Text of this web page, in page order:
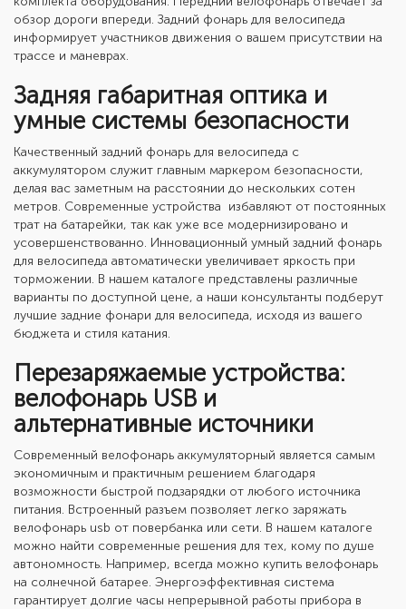
обзор дороги впереди. Задний фонарь для велосипеда
информирует участников движения о вашем присутствии на
трассе и маневрах.
Задняя габаритная оптика и
умные системы безопасности
Качественный задний фонарь для велосипеда с
аккумулятором служит главным маркером безопасности,
делая вас заметным на расстоянии до нескольких сотен
метров. Современные устройства избавляют от постоянных
трат на батарейки, так как уже все модернизировано и
усовершенствованно. Инновационный умный задний фонарь
для велосипеда автоматически увеличивает яркость при
торможении. В нашем каталоге представлены различные
варианты по доступной цене, а наши консультанты подберут
лучшие задние фонари для велосипеда, исходя из вашего
бюджета и стиля катания.
Перезаряжаемые устройства:
велофонарь USB и
альтернативные источники
Современный велофонарь аккумуляторный является самым
экономичным и практичным решением благодаря
возможности быстрой подзарядки от любого источника
питания. Встроенный разъем позволяет легко заряжать
велофонарь usb от повербанка или сети. В нашем каталоге
можно найти современные решения для тех, кому по душе
автономность. Например, всегда можно купить велофонарь
на солнечной батарее. Энергоэффективная система
гарантирует долгие часы непрерывной работы прибора в